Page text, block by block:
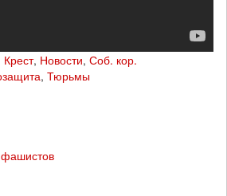
, Новости, Соб. кор.
, Тюрьмы